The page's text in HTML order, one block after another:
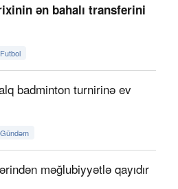
ən bahalı transferini
Futbol
badminton turnirinə ev
Gündəm
məğlubiyyətlə qayıdır